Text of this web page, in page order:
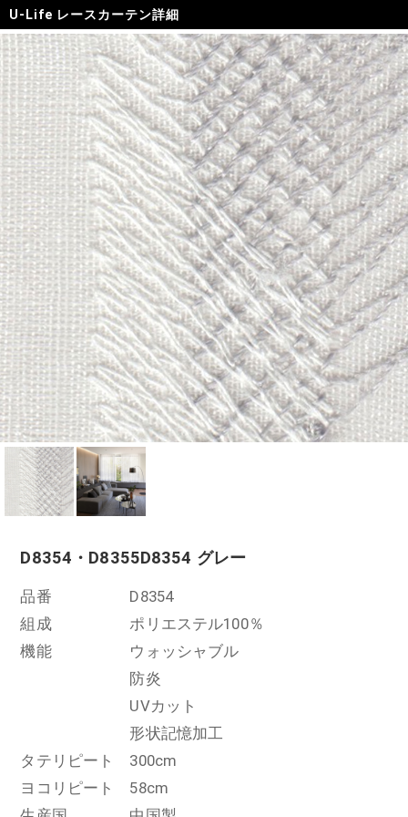
U-Life レースカーテン詳細
D8354・D8355D8354 グレー
品番
D8354
組成
ポリエステル100％
機能
ウォッシャブル
防炎
UVカット
形状記憶加工
タテリピート
300cm
ヨコリピート
58cm